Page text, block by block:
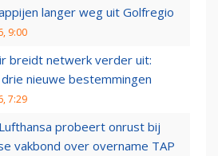
langer weg uit Golfregio
9:00
breidt netwerk verder uit:
nieuwe bestemmingen
7:29
probeert onrust bij
vakbond over overname TAP